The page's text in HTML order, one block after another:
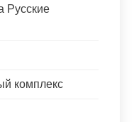
Русские
комплекс